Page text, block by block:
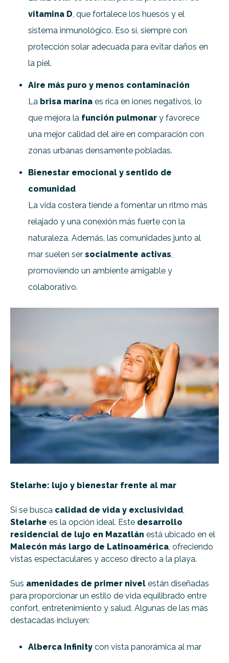
vitamina D, que fortalece los huesos y el
sistema inmunológico. Eso sí, siempre con
protección solar adecuada para evitar daños en
la piel.
Aire más puro y menos contaminación
La brisa marina es rica en iones negativos, lo
que mejora la función pulmonar y favorece
una mejor calidad del aire en comparación con
zonas urbanas densamente pobladas.
Bienestar emocional y sentido de
comunidad
La vida costera tiende a fomentar un ritmo más
relajado y una conexión más fuerte con la
naturaleza. Además, las comunidades junto al
mar suelen sersocialmente activas,
promoviendo un ambiente amigable y
colaborativo.
Stelarhe: lujo y bienestar frente al mar
Si se busca calidad de vida y exclusividad
Stelarhe es la opción ideal. Este desarrollo
residencial de lujo en Mazatlán está ubicado en el
Malecón más largo de Latinoamérica , ofreciendo
vistas espectaculares y acceso directo a la playa.
Sus amenidades de primer nivel están diseñadas
para proporcionar un estilo de vida equilibrado entre
confort, entretenimiento y salud. Algunas de las más
destacadas incluyen:
Alberca Infinity con vista panorámica al mar